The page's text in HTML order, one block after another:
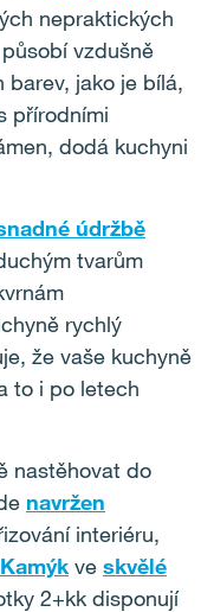
nepraktických
vzdušně
barev, jako je bílá,
přírodními
dodá kuchyni
údržbě
tvarům
rychlý
že vaše kuchyně
to i po letech
nastěhovat do
navržen
interiéru,
ve skvělé
2+kk disponují